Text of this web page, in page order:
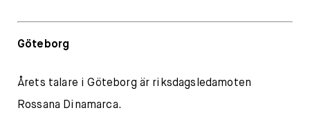
Göteborg
Årets talare i Göteborg är riksdagsledamoten
Rossana Dinamarca.